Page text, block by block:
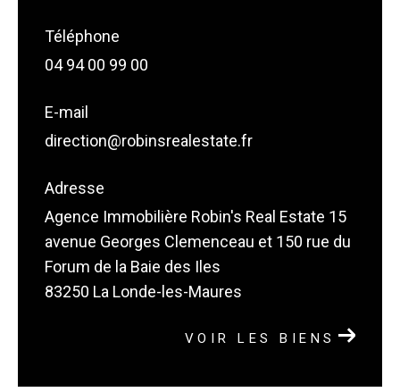
Téléphone
04 94 00 99 00
E-mail
direction@robinsrealestate.fr
Adresse
Agence Immobilière Robin's Real Estate 15
avenue Georges Clemenceau et 150 rue du
Forum de la Baie des Iles
83250 La Londe-les-Maures
VOIR LES BIENS